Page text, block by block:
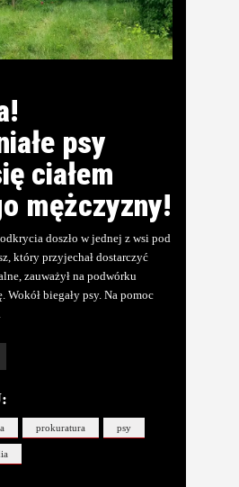
psy
ciałem
mężczyzny!
doszło w jednej z wsi pod
który przyjechał dostarczyć
zauważył na podwórku
Wokół biegały psy. Na pomoc
prokuratura psy